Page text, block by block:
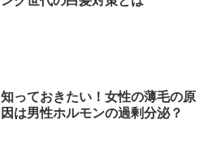
知っておきたい！女性の薄毛の原
因は男性ホルモンの過剰分泌？